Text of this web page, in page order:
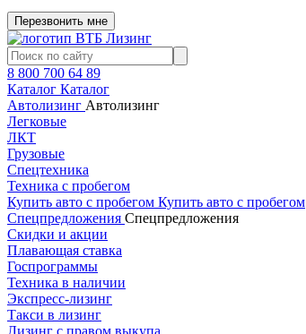
Перезвонить мне
8 800 700 64 89
Каталог Каталог
Автолизинг Автолизинг
Легковые
ЛКТ
Грузовые
Спецтехника
Техника с пробегом
Купить авто с пробегом Купить авто с пробегом
Спецпредложения Спецпредложения
Скидки и акции
Плавающая ставка
Госпрограммы
Техника в наличии
Экспресс-лизинг
Такси в лизинг
Лизинг с правом выкупа